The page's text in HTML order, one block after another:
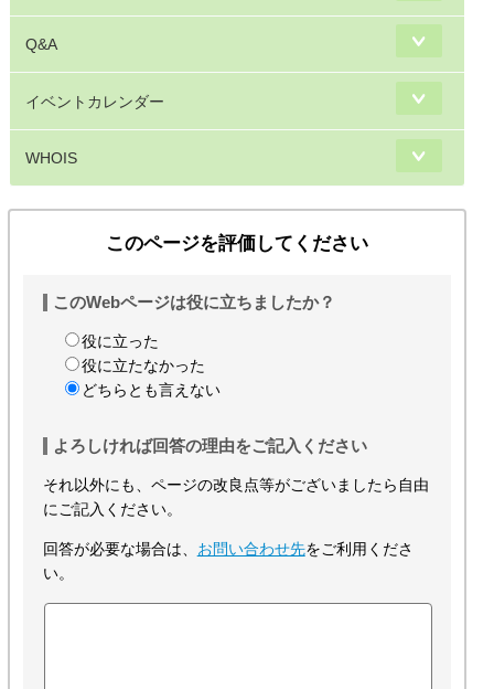
Q&A
イベントカレンダー
WHOIS
このページを評価してください
このWebページは役に立ちましたか？
役に立った
役に立たなかった
どちらとも言えない
よろしければ回答の理由をご記入ください
それ以外にも、ページの改良点等がございましたら自由
にご記入ください。
回答が必要な場合は、 お問い合わせ先をご利用くださ
い。